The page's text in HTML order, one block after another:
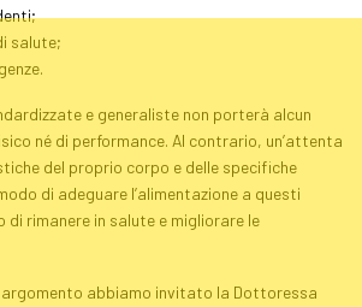
salute;
e generaliste non porterà alcun
né di performance. Al contrario, un’attenta
del proprio corpo e delle specifiche
di adeguare l’alimentazione a questi
di rimanere in salute e migliorare le
abbiamo invitato la Dottoressa